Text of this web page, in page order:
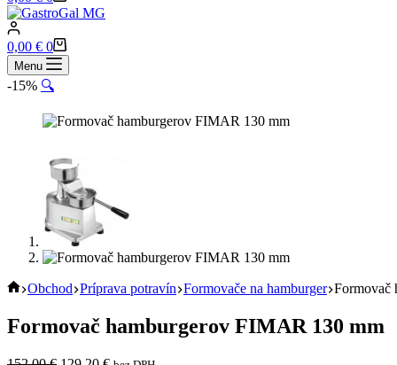
cart
Shopping
cart
0,00 € 0
Menu
-15% 🔍
Home
Obchod Príprava potravín Formovače na hamburger Formovač
Formovač hamburgerov FIMAR 130 mm